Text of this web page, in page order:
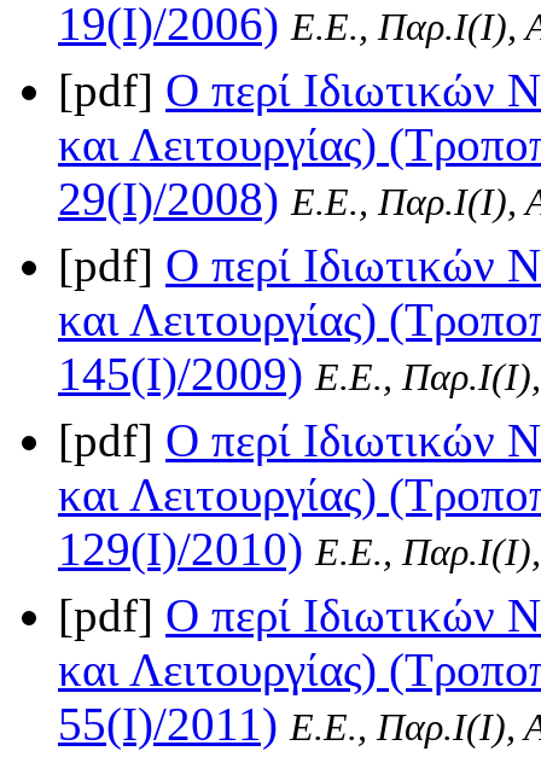
19(I)/2006) Ε.Ε., Παρ.Ι(I),
[pdf] Ο περί Ιδιωτικών
και Λειτουργίας)
29(I)/2008) Ε.Ε., Παρ.Ι(I),
[pdf] Ο περί Ιδιωτικών
και Λειτουργίας)
145(I)/2009) Ε.Ε.,
[pdf] Ο περί Ιδιωτικών
και Λειτουργίας)
129(I)/2010) Ε.Ε.,
[pdf] Ο περί Ιδιωτικών
και Λειτουργίας)
55(I)/2011) Ε.Ε., Παρ.Ι(I),